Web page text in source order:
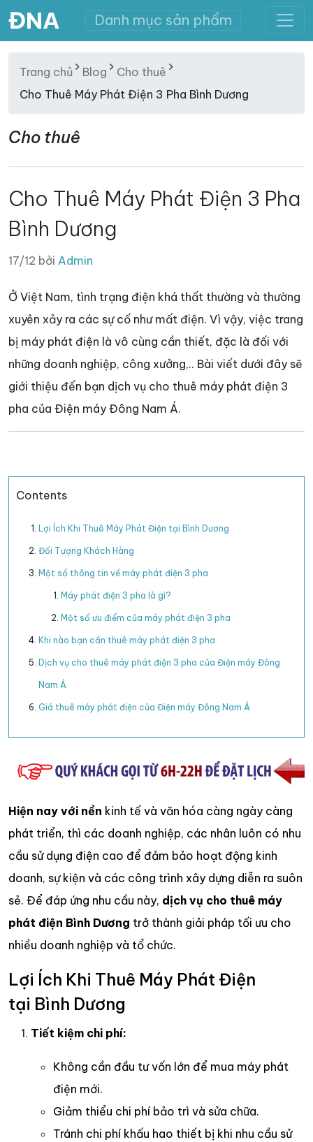
ĐNA Danh mục sản phẩm
Trang chủ Blog
Cho thuê
Cho Thuê Máy Phát Điện 3 Pha Bình Dương
Cho thuê
Cho Thuê Máy Phát Điện 3 Pha
Bình Dương
17/12 bởi Admin
Ở Việt Nam, tình trạng điện khá thất thường và thường
xuyên xảy ra các sự cố như mất điện. Vì vậy, việc trang
bị máy phát điện là vô cùng cần thiết, đặc là đối với
những doanh nghiệp, công xưởng,.. Bài viết dưới đây sẽ
giới thiệu đến bạn dịch vụ cho thuê máy phát điện 3
pha của Điện máy Đông Nam Á.
Contents
Lợi Ích Khi Thuê Máy Phát Điện tại Bình Dương
Đối Tượng Khách Hàng
Một số thông tin về máy phát điện 3 pha
Máy phát điện 3 pha là gì?
Một số ưu điểm của máy phát điện 3 pha
Khi nào bạn cần thuê máy phát điện 3 pha
Dịch vụ cho thuê máy phát điện 3 pha của Điện máy Đông
Nam Á
Giá thuê máy phát điện của Điện máy Đông Nam Á
Hiện nay với nền kinh tế và văn hóa càng ngày càng
phát triển, thì các doanh nghiệp, các nhân luôn có nhu
cầu sử dụng điện cao để đảm bảo hoạt động kinh
doanh, sự kiện và các công trình xây dựng diễn ra suôn
sẻ. Để đáp ứng nhu cầu này, dịch vụ cho thuê máy
phát điện Bình Dương trở thành giải pháp tối ưu cho
nhiều doanh nghiệp và tổ chức.
Lợi Ích Khi Thuê Máy Phát Điện
tại Bình Dương
Tiết kiệm chi phí:
Không cần đầu tư vốn lớn để mua máy phát
điện mới.
Giảm thiểu chi phí bảo trì và sửa chữa.
Tránh chi phí khấu hao thiết bị khi nhu cầu sử